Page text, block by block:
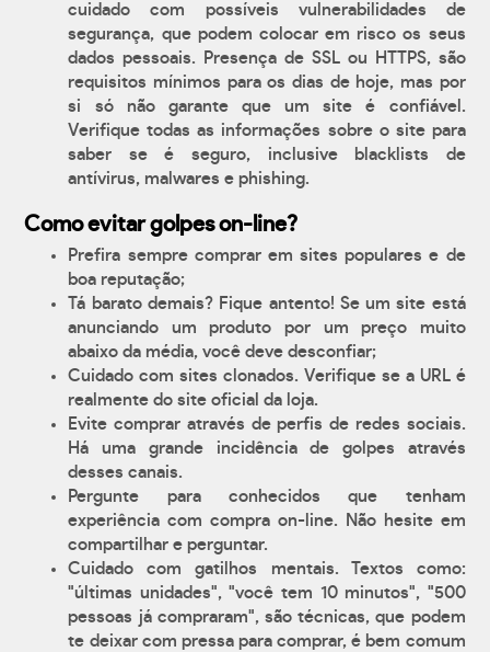
cuidado com possíveis vulnerabilidades de
segurança, que podem colocar em risco os seus
dados pessoais. Presença de SSL ou HTTPS, são
requisitos mínimos para os dias de hoje, mas por
si só não garante que um site é confiável.
Verifique todas as informações sobre o site para
saber se é seguro, inclusive blacklists de
antívirus, malwares e phishing.
Como evitar golpes on-line?
Prefira sempre comprar em sites populares e de
boa reputação;
Tá barato demais? Fique antento! Se um site está
anunciando um produto por um preço muito
abaixo da média, você deve desconfiar;
Cuidado com sites clonados. Verifique se a URL é
realmente do site oficial da loja.
Evite comprar através de perfis de redes sociais.
Há uma grande incidência de golpes através
desses canais.
Pergunte para conhecidos que tenham
experiência com compra on-line. Não hesite em
compartilhar e perguntar.
Cuidado com gatilhos mentais. Textos como:
"últimas unidades", "você tem 10 minutos", "500
pessoas já compraram", são técnicas, que podem
te deixar com pressa para comprar, é bem comum